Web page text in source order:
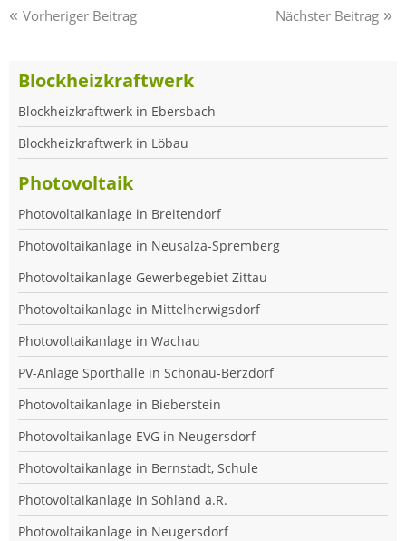
Beitragsnavigation
Vorheriger Beitrag Nächster Beitrag
Blockheizkraftwerk
Blockheizkraftwerk in Ebersbach
Blockheizkraftwerk in Löbau
Photovoltaik
Photovoltaikanlage in Breitendorf
Photovoltaikanlage in Neusalza-Spremberg
Photovoltaikanlage Gewerbegebiet Zittau
Photovoltaikanlage in Mittelherwigsdorf
Photovoltaikanlage in Wachau
PV-Anlage Sporthalle in Schönau-Berzdorf
Photovoltaikanlage in Bieberstein
Photovoltaikanlage EVG in Neugersdorf
Photovoltaikanlage in Bernstadt, Schule
Photovoltaikanlage in Sohland a.R.
Photovoltaikanlage in Neugersdorf